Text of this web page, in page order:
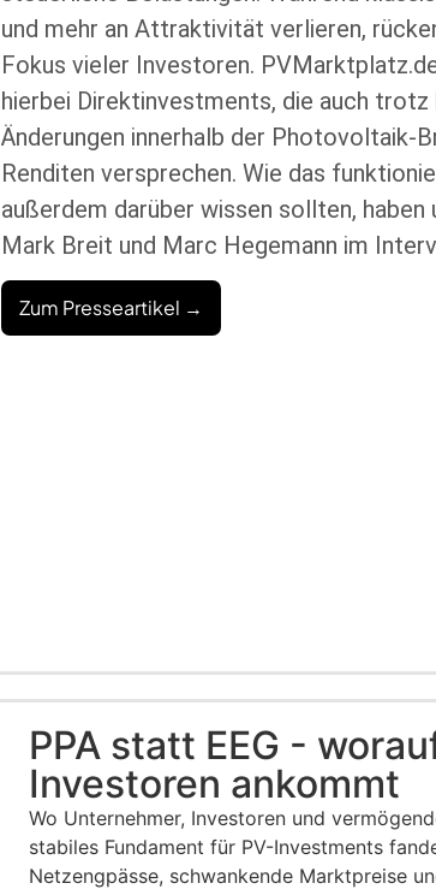
und mehr an Attraktivität verlieren,
Fokus vieler Investoren.
hierbei Direktinvestments, die auch
Änderungen innerhalb der Photovoltaik-
Renditen versprechen. Wie das
außerdem darüber wissen sollten, haben
Mark Breit und Marc Hegemann im
Zum Presseartikel →
PPA statt EEG -
Investoren ankommt
Wo Unternehmer, Investoren und
stabiles Fundament für PV-Investments
Netzengpässe, schwankende Marktpreise